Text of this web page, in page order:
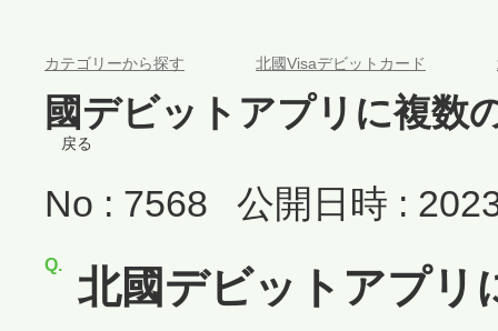
カテゴリーから探す 北國Visaデビットカード
國デビットアプリに複数
戻る
No : 7568 公開日時 :
北國デビットアプリ